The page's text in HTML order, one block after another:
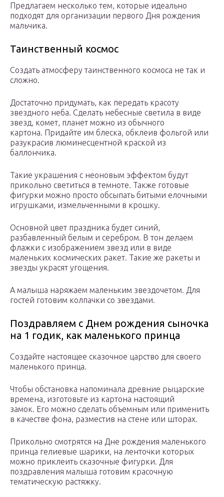
Предлагаем несколько тем, которые идеально
подходят для организации первого Дня рождения
мальчика.
Таинственный космос
Создать атмосферу таинственного космоса не так и
сложно.
Достаточно придумать, как передать красоту
звездного неба. Сделать небесные светила в виде
звезд, комет, планет можно из обычного
картона. Придайте им блеска, обклеив фольгой или
разукрасив люминесцентной краской из
баллончика.
Такие украшения с неоновым эффектом будут
прикольно светиться в темноте. Также готовые
фигурки можно просто обсыпать битыми елочными
игрушками, измельченными в крошку.
Основной цвет праздника будет синий,
разбавленный белым и серебром. В тон делаем
флажки с изображением звезд или в виде
маленьких космических ракет. Такие же ракеты и
звезды украсят угощения.
А малыша наряжаем маленьким звездочетом. Для
гостей готовим колпачки со звездами.
Поздравляем с Днем рождения сыночка
на 1 годик, как маленького принца
Создайте настоящее сказочное царство для своего
маленького принца.
Чтобы обстановка напоминала древние рыцарские
времена, изготовьте из картона настоящий
замок. Его можно сделать объемным или применить
в качестве фона, разместив на стене или шторах.
Прикольно смотрятся на Дне рождения маленького
принца гелиевые шарики, на ленточки которых
можно приклеить сказочные фигурки. Для
поздравления малыша готовим красочную
тематическую растяжку.